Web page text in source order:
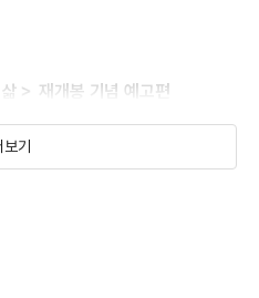
＞ 재개봉 기념 예고편
보기